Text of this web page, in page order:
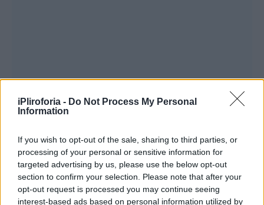
iPliroforia - Do Not Process My Personal
Information
If you wish to opt-out of the sale, sharing to third parties, or
processing of your personal or sensitive information for
targeted advertising by us, please use the below opt-out
section to confirm your selection. Please note that after your
opt-out request is processed you may continue seeing
interest-based ads based on personal information utilized by